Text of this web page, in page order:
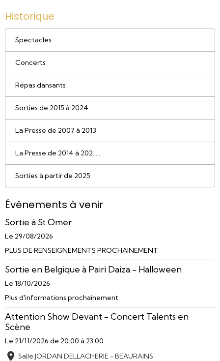
Historique
Spectacles
Concerts
Repas dansants
Sorties de 2015 à 2024
La Presse de 2007 à 2013
La Presse de 2014 à 202.....
Sorties à partir de 2025
Événements à venir
Sortie à St Omer
Le 29/08/2026
PLUS DE RENSEIGNEMENTS PROCHAINEMENT
Sortie en Belgique à Pairi Daiza - Halloween
Le 18/10/2026
Plus d'informations prochainement
Attention Show Devant - Concert Talents en
Scène
Le 21/11/2026 de 20:00 à 23:00
Salle JORDAN DELLACHERIE - BEAURAINS